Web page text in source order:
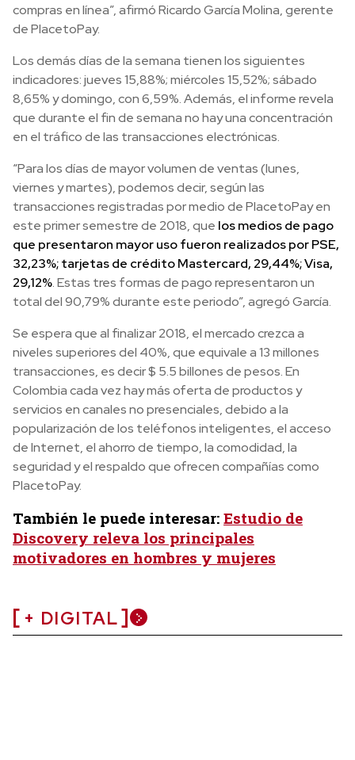
compras en línea”, afirmó Ricardo García Molina, gerente
de PlacetoPay.
Los demás días de la semana tienen los siguientes
indicadores: jueves 15,88%; miércoles 15,52%; sábado
8,65% y domingo, con 6,59%. Además, el informe revela
que durante el fin de semana no hay una concentración
en el tráfico de las transacciones electrónicas.
“Para los días de mayor volumen de ventas (lunes,
viernes y martes), podemos decir, según las
transacciones registradas por medio de PlacetoPay en
este primer semestre de 2018, que losmedios de pago
que presentaron mayor uso fueron realizados por PSE,
32,23%; tarjetas de crédito Mastercard, 29,44%; Visa,
29,12%. Estas tres formas de pago representaron un
total del 90,79% durante este periodo”, agregó García.
Se espera que al finalizar 2018, el mercado crezca a
niveles superiores del 40%, que equivale a 13 millones
transacciones, es decir $ 5.5 billones de pesos. En
Colombia cada vez hay más oferta de productos y
servicios en canales no presenciales, debido a la
popularización de los teléfonos inteligentes, el acceso
de Internet, el ahorro de tiempo, la comodidad, la
seguridad y el respaldo que ofrecen compañías como
PlacetoPay.
También le puede interesar: Estudio de
Discovery releva los principales
motivadores en hombres y mujeres
+ DIGITAL